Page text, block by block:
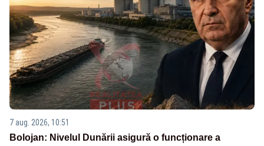
7 aug. 2026, 10:51
Bolojan: Nivelul Dunării asigură o funcționare a